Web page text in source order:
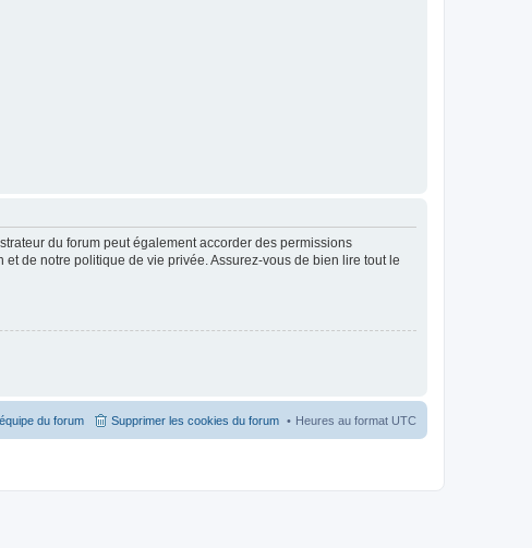
du forum peut également accorder des permissions
de notre politique de vie privée. Assurez-vous de bien lire tout le
Heures au format UTC
Supprimer les cookies du forum
du forum